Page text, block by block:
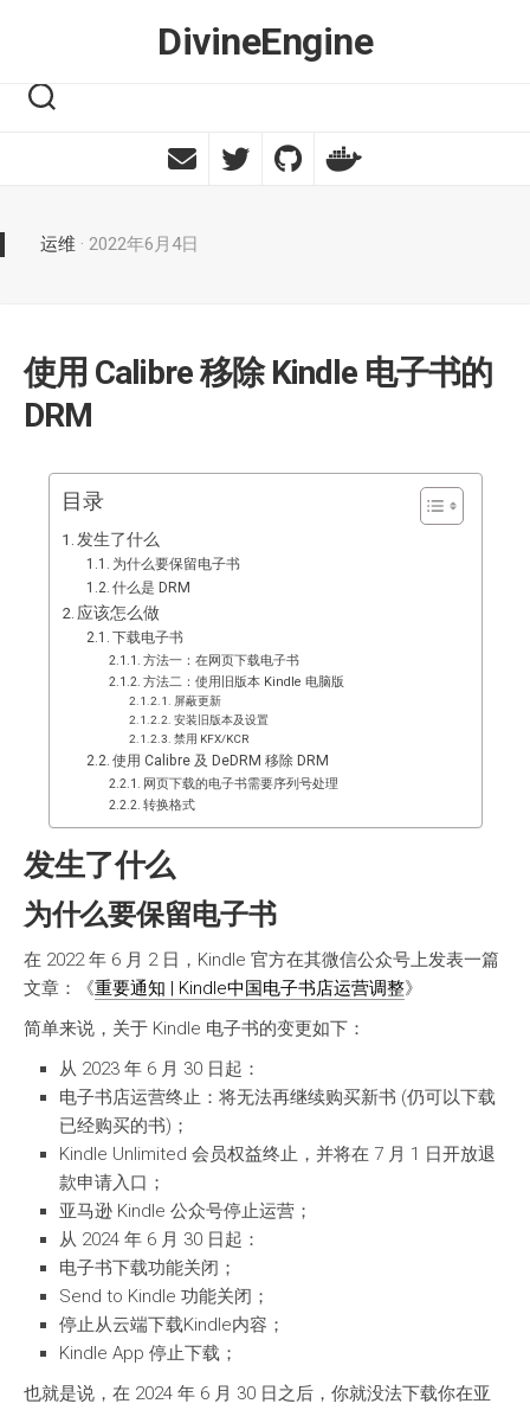
DivineEngine
运维 · 2022年6月4日
使用 Calibre 移除 Kindle 电子书的
DRM
目录
发生了什么
为什么要保留电子书
什么是 DRM
应该怎么做
下载电子书
方法一：在网页下载电子书
方法二：使用旧版本 Kindle 电脑版
屏蔽更新
安装旧版本及设置
禁用 KFX/KCR
使用 Calibre 及 DeDRM 移除 DRM
网页下载的电子书需要序列号处理
转换格式
发生了什么
为什么要保留电子书
在 2022 年 6 月 2 日，Kindle 官方在其微信公众号上发表一篇
文章：《重要通知 | Kindle中国电子书店运营调整》
简单来说，关于 Kindle 电子书的变更如下：
从 2023 年 6 月 30 日起：
电子书店运营终止：将无法再继续购买新书 (仍可以下载
已经购买的书)；
Kindle Unlimited 会员权益终止，并将在 7 月 1 日开放退
款申请入口；
亚马逊 Kindle 公众号停止运营；
从 2024 年 6 月 30 日起：
电子书下载功能关闭；
Send to Kindle 功能关闭；
停止从云端下载Kindle内容；
Kindle App 停止下载；
也就是说，在 2024 年 6 月 30 日之后，你就没法下载你在亚